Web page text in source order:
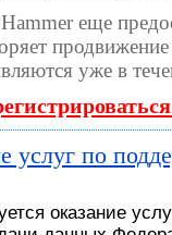
еще
уже в
услуг по
оказание